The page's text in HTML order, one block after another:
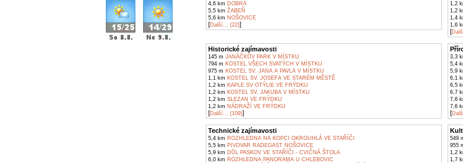
4,6 km DOBRÁ
5,5 km ŽABEŇ
5,6 km NOŠOVICE
[Další... (22)]
1,2
1,2
1,4
1,6
[
Historické zajímavosti
145 m JANÁČKŮV PARK V MÍSTKU
794 m KOSTEL VŠECH SVATÝCH V MÍSTKU
975 m KOSTEL SV. JANA A PAVLA V MÍSTKU
1,1 km KOSTEL SV. JOSEFA VE STARÉM MĚSTĚ
1,2 km KAPLE SV OTÝLIE VE FRÝDKU
1,2 km KOSTEL SV. JAKUBA V MÍSTKU
1,2 km SLEZAN VE FRÝDKU
1,2 km NÁDRAŽÍ VE FRÝDKU
[Další... (109)]
3,3
5,4
5,9
6,1
6,5
6,7
7,6
7,6
[
Technické zajímavosti
5,4 km ROZHLEDNA NA KOPCI OKROUHLÁ VE STAŘÍČI
5,5 km PIVOVAR RADEGAST NOŠOVICE
5,9 km DŮL PASKOV VE STAŘÍČI - CVIČNÁ ŠTOLA
6,0 km ROZHLEDNA PANORAMA U CHLEBOVIC
549
955
1,2
1,7